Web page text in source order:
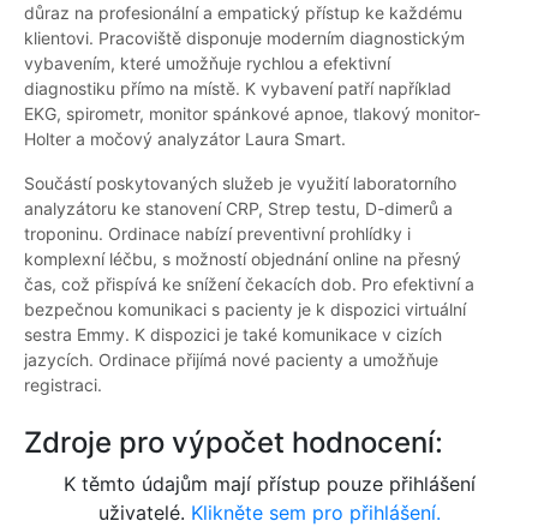
důraz na profesionální a empatický přístup ke každému
klientovi. Pracoviště disponuje moderním diagnostickým
vybavením, které umožňuje rychlou a efektivní
diagnostiku přímo na místě. K vybavení patří například
EKG, spirometr, monitor spánkové apnoe, tlakový monitor-
Holter a močový analyzátor Laura Smart.
Součástí poskytovaných služeb je využití laboratorního
analyzátoru ke stanovení CRP, Strep testu, D-dimerů a
troponinu. Ordinace nabízí preventivní prohlídky i
komplexní léčbu, s možností objednání online na přesný
čas, což přispívá ke snížení čekacích dob. Pro efektivní a
bezpečnou komunikaci s pacienty je k dispozici virtuální
sestra Emmy. K dispozici je také komunikace v cizích
jazycích. Ordinace přijímá nové pacienty a umožňuje
registraci.
Zdroje pro výpočet hodnocení:
K těmto údajům mají přístup pouze přihlášení
uživatelé. Klikněte sem pro přihlášení.